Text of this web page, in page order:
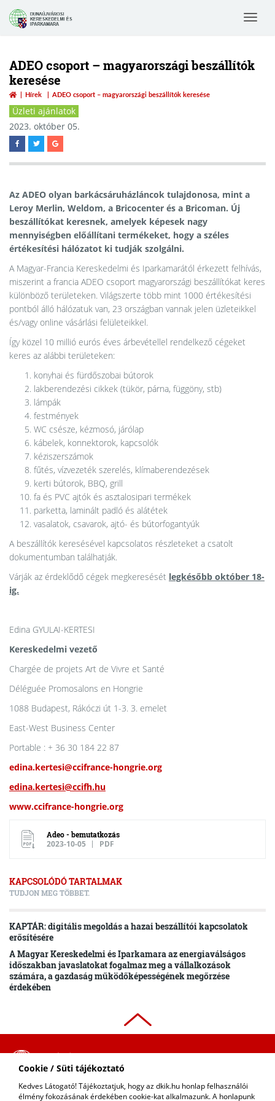
Cookie / Süti tájékoztató
Kedves Látogató! Tájékoztatjuk, hogy az dkik.hu honlap felhasználói
élmény fokozásának érdekében cookie-kat alkalmazunk. A honlapunk
Toggle
ADEO csoport – magyarországi beszállítók
keresése
Hírek ADEO csoport – magyarországi beszállítók keresése
Üzleti ajánlatok
2023. október 05.
Az ADEO olyan barkácsáruházláncok tulajdonosa, mint a
Leroy Merlin, Weldom, a Bricocenter és a Bricoman. Új
beszállítókat keresnek, amelyek képesek nagy
mennyiségben előállítani termékeket, hogy a széles
értékesítési hálózatot ki tudják szolgálni.
A Magyar-Francia Kereskedelmi és Iparkamarától érkezett felhívás,
miszerint a francia ADEO csoport magyarországi beszállítókat keres
különböző területeken. Világszerte több mint 1000 értékesítési
pontból álló hálózatuk van, 23 országban vannak jelen üzleteikkel
és/vagy online vásárlási felületeikkel.
Így közel 10 millió eurós éves árbevétellel rendelkező cégeket
keres az alábbi területeken:
konyhai és fürdőszobai bútorok
lakberendezési cikkek (tükör, párna, függöny, stb)
lámpák
festmények
WC csésze, kézmosó, járólap
kábelek, konnektorok, kapcsolók
kéziszerszámok
fűtés, vízvezeték szerelés, klímaberendezések
kerti bútorok, BBQ, grill
fa és PVC ajtók és asztalosipari termékek
parketta, laminált padló és alátétek
vasalatok, csavarok, ajtó- és bútorfogantyúk
A beszállítók keresésével kapcsolatos részleteket a csatolt
dokumentumban találhatják.
Várják az érdeklődő cégek megkeresését legkésőbb október 18-
ig.
Edina GYULAI-KERTESI
Kereskedelmi vezető
Chargée de projets Art de Vivre et Santé
Déléguée Promosalons en Hongrie
1088 Budapest, Rákóczi út 1-3. 3. emelet
East-West Business Center
Portable : + 36 30 184 22 87
edina.kertesi@ccifrance-hongrie.org
edina.kertesi@ccifh.hu
www.ccifrance-hongrie.org
Adeo - bemutatkozás
2023-10-05 PDF
KAPCSOLÓDÓ TARTALMAK
TUDJON MEG TÖBBET.
KAPTÁR: digitális megoldás a hazai beszállítói kapcsolatok
erősítésére
A Magyar Kereskedelmi és Iparkamara az energiaválságos
időszakban javaslatokat fogalmaz meg a vállalkozások
számára, a gazdaság működőképességének megőrzése
érdekében
COPYRIGHT © 2018 - 2026 DKIK. |
KAPCSOLAT